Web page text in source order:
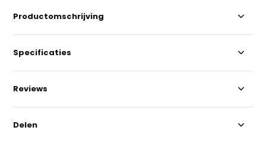
Productomschrijving
Specificaties
Reviews
Delen